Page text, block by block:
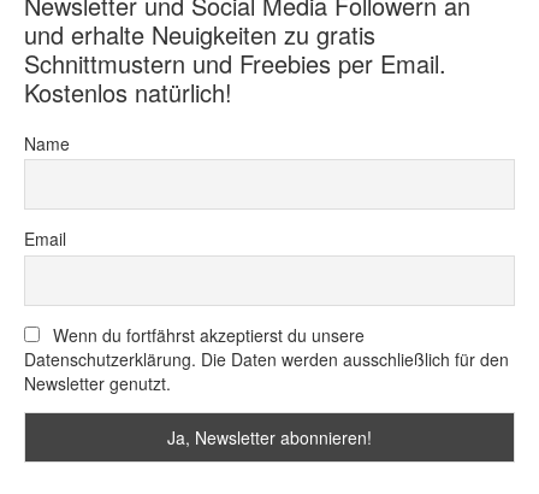
und erhalte Neuigkeiten zu gratis
Schnittmustern und Freebies per Email.
Kostenlos natürlich!
Name
Email
Wenn du fortfährst akzeptierst du unsere
Datenschutzerklärung. Die Daten werden ausschließlich für den
Newsletter genutzt.